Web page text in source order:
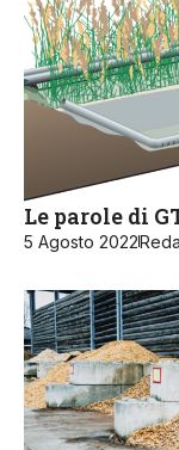
Le parole di
5 Agosto 2022